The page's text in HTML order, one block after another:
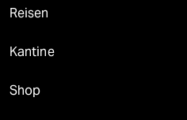
Reisen
Kantine
Shop